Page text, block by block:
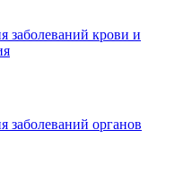
заболеваний крови и
заболеваний органов